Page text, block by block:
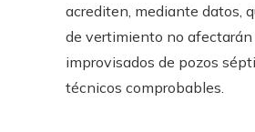
acrediten, mediante datos,
de vertimiento no afectarán
improvisados de pozos
técnicos comprobables.